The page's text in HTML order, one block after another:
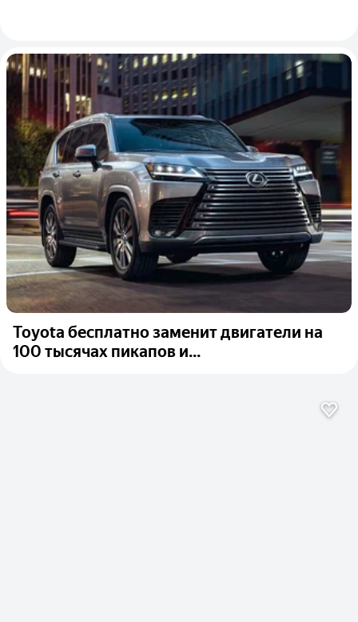
Toyota бесплатно заменит двигатели на
100 тысячах пикапов и...